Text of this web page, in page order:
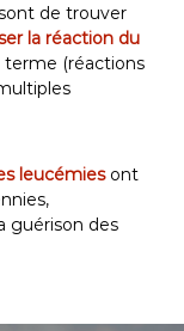
de trouver
la réaction du
(réactions
leucémiesont
guérison des